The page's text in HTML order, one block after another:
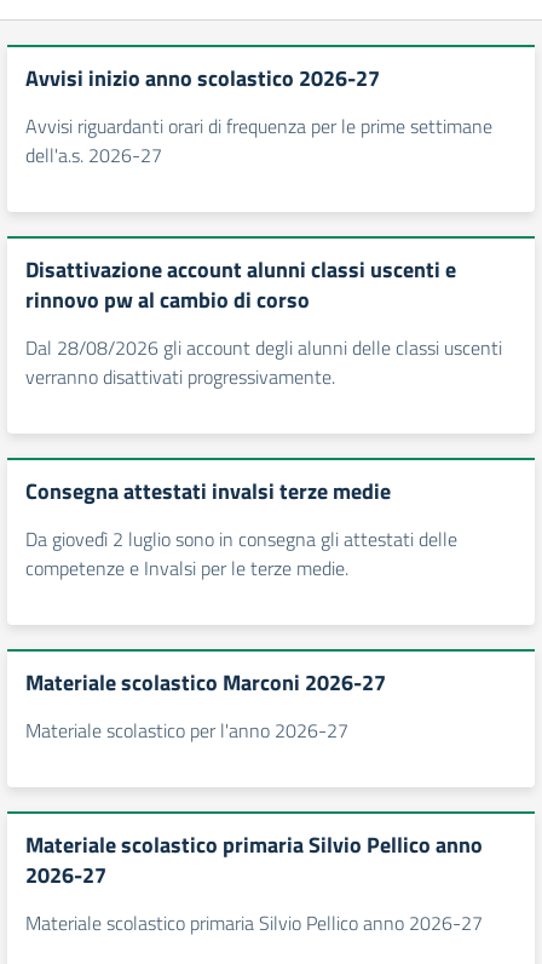
Avvisi inizio anno scolastico 2026-27
Avvisi riguardanti orari di frequenza per le prime settimane
dell'a.s. 2026-27
Disattivazione account alunni classi uscenti e
rinnovo pw al cambio di corso
Dal 28/08/2026 gli account degli alunni delle classi uscenti
verranno disattivati progressivamente.
Consegna attestati invalsi terze medie
Da giovedì 2 luglio sono in consegna gli attestati delle
competenze e Invalsi per le terze medie.
Materiale scolastico Marconi 2026-27
Materiale scolastico per l'anno 2026-27
Materiale scolastico primaria Silvio Pellico anno
2026-27
Materiale scolastico primaria Silvio Pellico anno 2026-27